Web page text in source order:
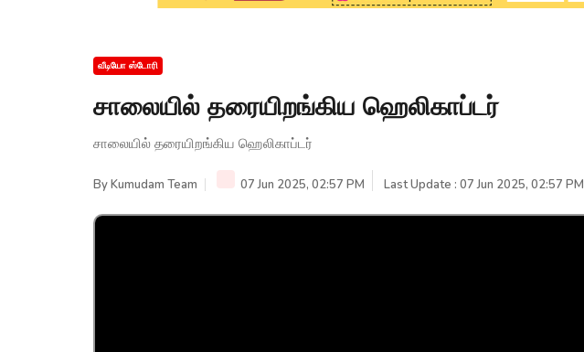
வீடியோ ஸ்டோரி
சாலையில் தரையிறங்கிய ஹெலிகாப்டர்
சாலையில் தரையிறங்கிய ஹெலிகாப்டர்
ByKumudam Team 07 Jun 2025, 02:57 PM Last Update : 07 Jun 2025, 02:57 PM